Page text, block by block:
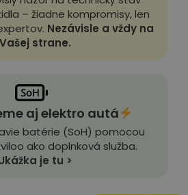
– žiadne kompromisy, len
Nezávisle a vždy na
Vašej strane.
aj elektro autá
batérie (SoH) pomocou
ako doplnková služba.
je tu >